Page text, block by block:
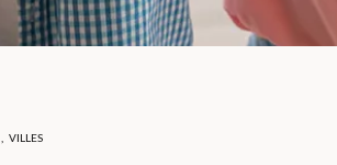
, VILLES